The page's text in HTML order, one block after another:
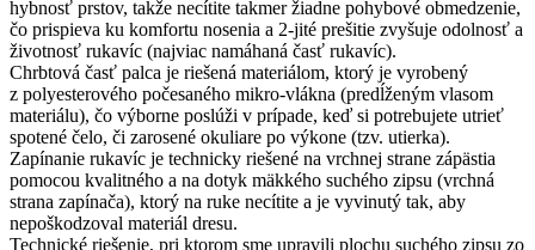
hybnosť prstov, takže necítite takmer žiadne pohybové obmedzenie,
čo prispieva ku komfortu nosenia a 2-jité prešitie zvyšuje odolnosť a
životnosť rukavíc (najviac namáhaná časť rukavíc).
Chrbtová časť palca je riešená materiálom, ktorý je vyrobený
z polyesterového počesaného mikro-vlákna (predĺženým vlasom
materiálu), čo výborne poslúži v prípade, keď si potrebujete utrieť
spotené čelo, či zarosené okuliare po výkone (tzv. utierka).
Zapínanie rukavíc je technicky riešené na vrchnej strane zápästia
pomocou kvalitného a na dotyk mäkkého suchého zipsu (vrchná
strana zapínača), ktorý na ruke necítite a je vyvinutý tak, aby
nepoškodzoval materiál dresu.
Technické riešenie, pri ktorom sme upravili plochu suchého zipsu zo